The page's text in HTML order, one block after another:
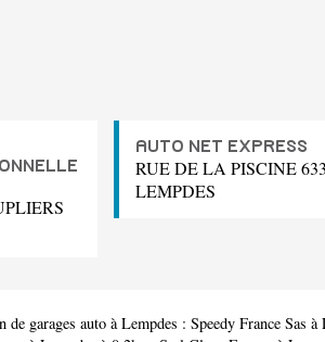
AUTO NET EXPRESS
RUE DE LA PISCINE
LEMPDES
de garages auto à Lempdes : Speedy France Sas à